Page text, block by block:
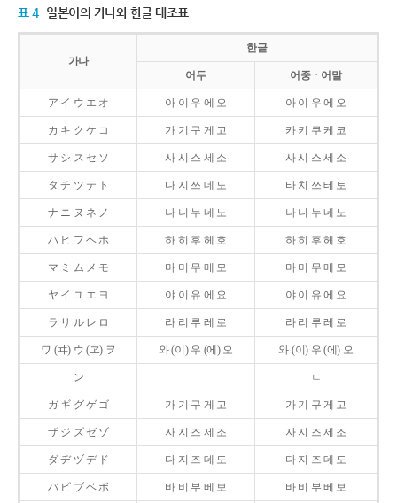
표 4 일본어의 가나와 한글 대조표
가나
한글
어두 어중ㆍ어말
ア イ ウ エ オ 아 이 우 에 오 아 이 우 에 오
カ キ ク ケ コ 가 기 구 게 고 카 키 쿠 케 코
サ シ ス セ ソ 사 시 스 세 소 사 시 스 세 소
タ チ ツ テ ト 다 지 쓰 데 도 타 치 쓰 테 토
ナ ニ ヌ ネ ノ 나 니 누 네 노 나 니 누 네 노
ハ ヒ フ ヘ ホ 하 히 후 헤 호 하 히 후 헤 호
マ ミ ム メ モ 마 미 무 메 모 마 미 무 메 모
ヤ イ ユ エ ヨ 야 이 유 에 요 야 이 유 에 요
ラ リ ル レ ロ 라 리 루 레 로 라 리 루 레 로
ワ (ヰ) ウ (ヱ) ヲ 와 (이) 우 (에) 오 와 (이) 우 (에) 오
ン ㄴ
ガ ギ グ ゲ ゴ 가 기 구 게 고 가 기 구 게 고
ザ ジ ズ ゼ ゾ 자 지 즈 제 조 자 지 즈 제 조
ダ ヂ ヅ デ ド 다 지 즈 데 도 다 지 즈 데 도
バ ビ ブ ベ ボ 바 비 부 베 보 바 비 부 베 보